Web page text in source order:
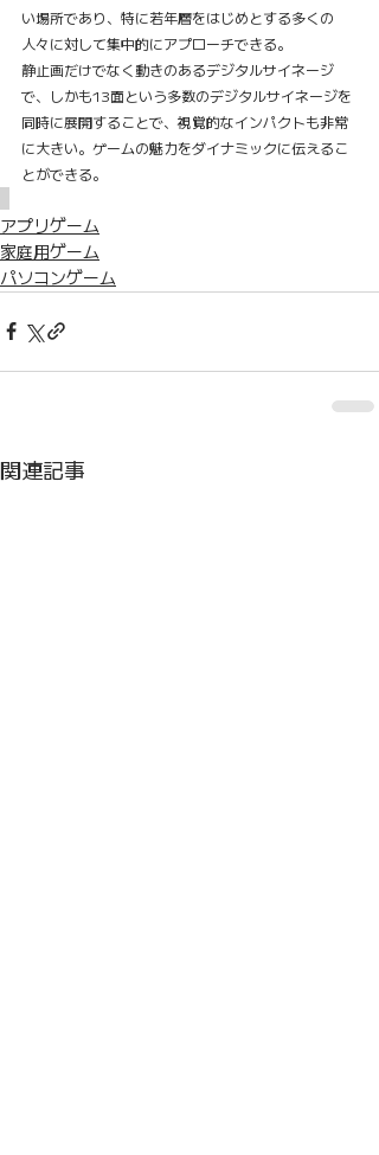
い場所であり、特に若年層をはじめとする多くの
人々に対して集中的にアプローチできる。
静止画だけでなく動きのあるデジタルサイネージ
で、しかも13面という多数のデジタルサイネージを
同時に展開することで、視覚的なインパクトも非常
に大きい。ゲームの魅力をダイナミックに伝えるこ
とができる。
アプリゲーム
家庭用ゲーム
パソコンゲーム
関連記事